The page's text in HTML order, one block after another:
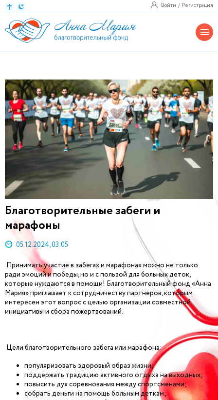
Войти Регистрация
Благотворительные забеги и
марафоны
05.12.2024, 03:05
Принимать участие в забегах и марафонах можно не только
ради эмоций и победы, но и с пользой для больных деток,
которые нуждаются в помощи! Благотворительный фонд «Анна
Мария» приглашает к сотрудничеству партнеров, которым
интересен этот вопрос с целью организации совместной
инициативы и сбора пожертвований.
Цели благотворительного забега или марафона:
популяризовать здоровый образ жизни;
поддержать традицию активного отдыха на выходных;
повысить дух соревнования между спортсменами;
собрать деньги на помощь больным деткам;